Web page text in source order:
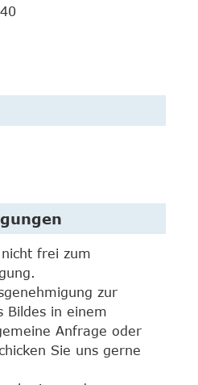
frei zum
zur
Bildes in einem
Anfrage oder
Sie uns gerne